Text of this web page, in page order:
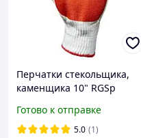
Перчатки стекольщика,
каменщика 10" RGSp
Готово к отправке
5.0 (1)